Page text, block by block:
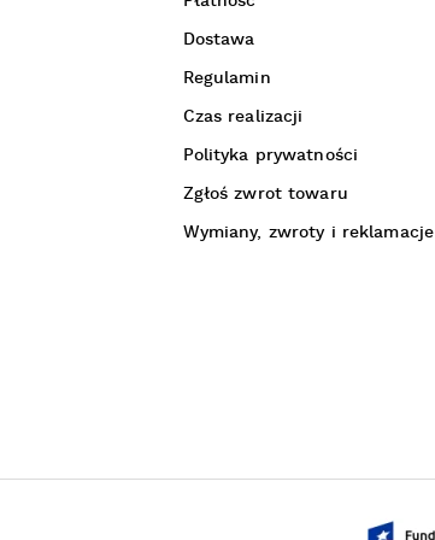
Dostawa
Regulamin
Czas realizacji
Polityka prywatności
Zgłoś zwrot towaru
Wymiany, zwroty i reklamacje